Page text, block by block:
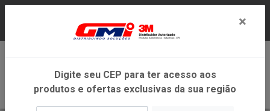
DENTRO DO ESTADO DE MINAS GERAIS.
×
Digite seu CEP para ter acesso aos
produtos e ofertas exclusivas da sua região